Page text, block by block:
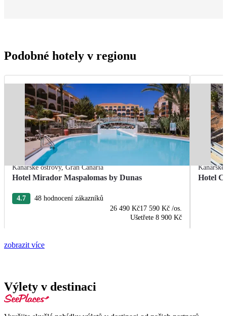
Podobné hotely v regionu
Kanárské ostrovy,Gran Canaria
Hotel Mirador Maspalomas by Dunas
4.7
48 hodnocení zákazníků
26 490 Kč17 590 Kč /os.
Ušetřete 8 900 Kč
Kanárské
Hotel
zobrazit více
Výlety v destinaci